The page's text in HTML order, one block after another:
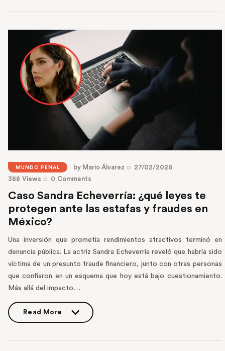
MUNDO PENAL by Mario Álvarez
27/02/2026
388 Views 0 Comments
Caso Sandra Echeverría: ¿qué leyes te
protegen ante las estafas y fraudes en
México?
Una inversión que prometía rendimientos atractivos terminó en
denuncia pública. La actriz Sandra Echeverría reveló que habría sido
víctima de un presunto fraude financiero, junto con otras personas
que confiaron en un esquema que hoy está bajo cuestionamiento.
Más allá del impacto…
Read More